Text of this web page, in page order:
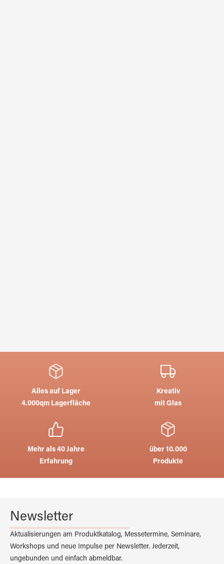
Alles auf Lager
4.000qm Lagerfläche
Kreativ
mit Glas
Mehr als 40 Jahre
Erfahrung
über 10.000
Produkte
Newsletter
Aktualisierungen am Produktkatalog, Messetermine, Seminare,
Workshops und neue Impulse per Newsletter. Jederzeit,
ungebunden und einfach abmeldbar.